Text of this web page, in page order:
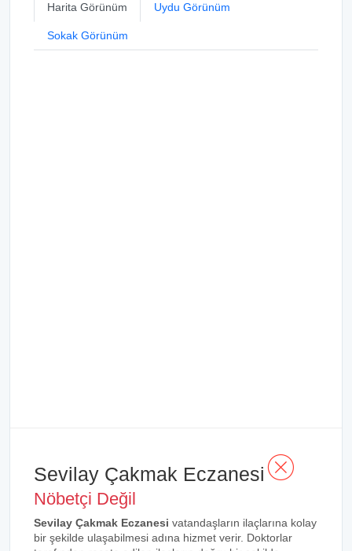
Harita Görünüm Uydu Görünüm
Sokak Görünüm
Sevilay Çakmak Eczanesi
Nöbetçi Değil
Sevilay Çakmak Eczanesi vatandaşların ilaçlarına kolay
bir şekilde ulaşabilmesi adına hizmet verir. Doktorlar